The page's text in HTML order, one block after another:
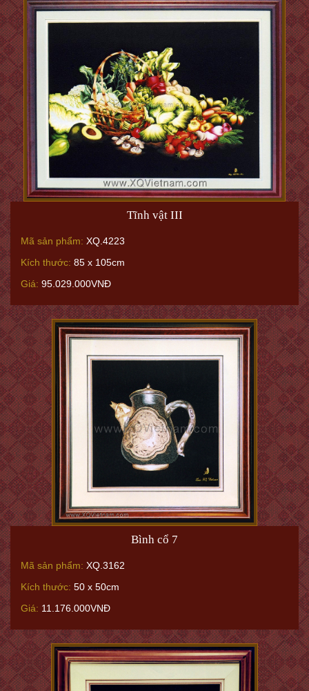
Tĩnh vật III
Mã sản phẩm: XQ.4223
Kích thước: 85 x 105cm
Giá: 95.029.000VNĐ
Bình cổ 7
Mã sản phẩm: XQ.3162
Kích thước: 50 x 50cm
Giá: 11.176.000VNĐ